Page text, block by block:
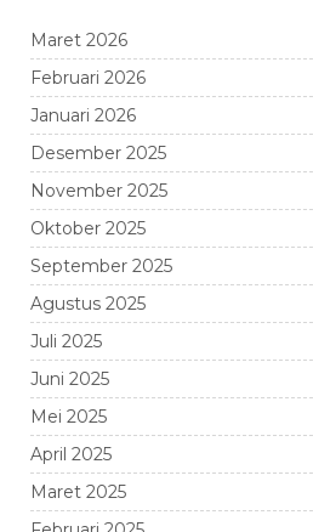
Maret 2026
Februari 2026
Januari 2026
Desember 2025
November 2025
Oktober 2025
September 2025
Agustus 2025
Juli 2025
Juni 2025
Mei 2025
April 2025
Maret 2025